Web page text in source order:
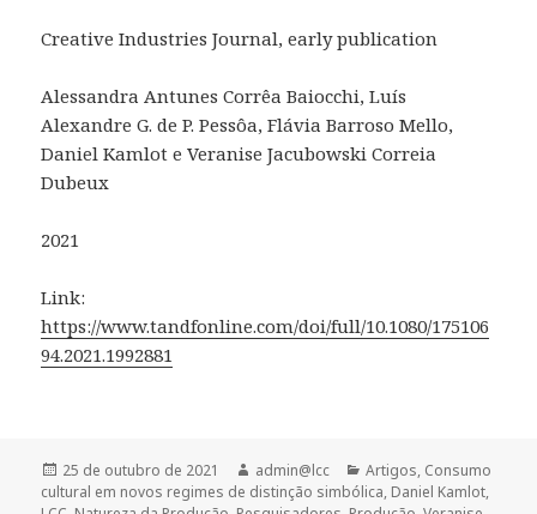
Creative Industries Journal, early publication
Alessandra Antunes Corrêa Baiocchi, Luís
Alexandre G. de P. Pessôa, Flávia Barroso Mello,
Daniel Kamlot e Veranise Jacubowski Correia
Dubeux
2021
Link:
https://www.tandfonline.com/doi/full/10.1080/175106
94.2021.1992881
Publicado
em
25 de outubro de 2021 Autor
admin@lcc Categorias
Artigos, Consumo
cultural em novos regimes de distinção simbólica, Daniel Kamlot,